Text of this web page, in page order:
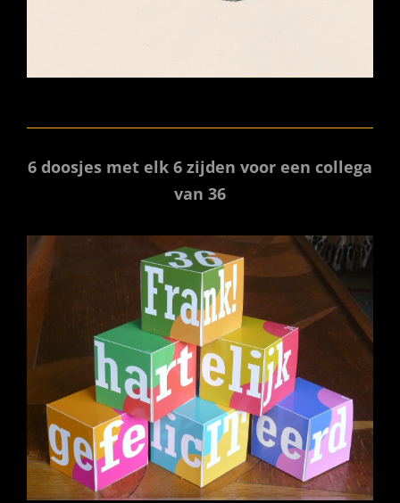
6 doosjes met elk 6 zijden voor een collega
van 36